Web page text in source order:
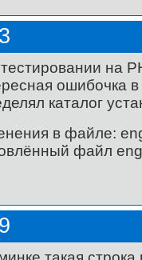
на
ошибочка
каталог
в файле:
файл